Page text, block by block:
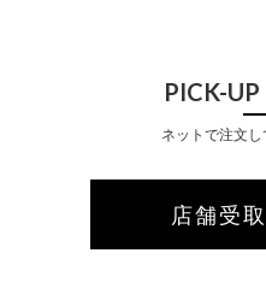
PICK-UP
ネットで注文
店舗受